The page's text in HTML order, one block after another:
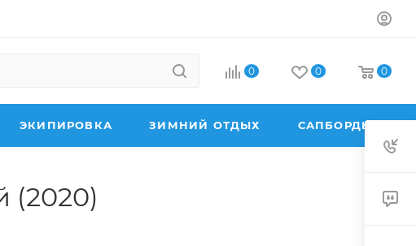
0 0 0
ЭКИПИРОВКА ЗИМНИЙ ОТДЫХ САПБОРДЫ
(2020)